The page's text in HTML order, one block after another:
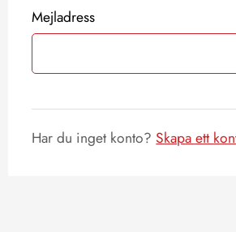
Mejladress
Har du inget konto?Skapa ett